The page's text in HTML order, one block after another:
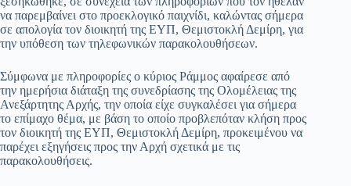
pp
m
στ
εί
τε
να παρεμβαίνει στο προεκλογικό παιχνίδι, καλώντας σήμερα
σε απολογία τον διοικητή της ΕΥΠ, Θεμιστοκλή Δεμίρη, για
την υπόθεση των τηλεφωνικών παρακολουθήσεων.
Σύμφωνα με πληροφορίες ο κύριος Ράμμος αφαίρεσε από
την ημερήσια διάταξη της συνεδρίασης της Ολομέλειας της
Ανεξάρτητης Αρχής, την οποία είχε συγκαλέσει για σήμερα
το επίμαχο θέμα, με βάση το οποίο προβλεπόταν κλήση προς
τον διοικητή της ΕΥΠ, Θεμιστοκλή Δεμίρη, προκειμένου να
παρέχει εξηγήσεις προς την Αρχή σχετικά με τις
παρακολουθήσεις.